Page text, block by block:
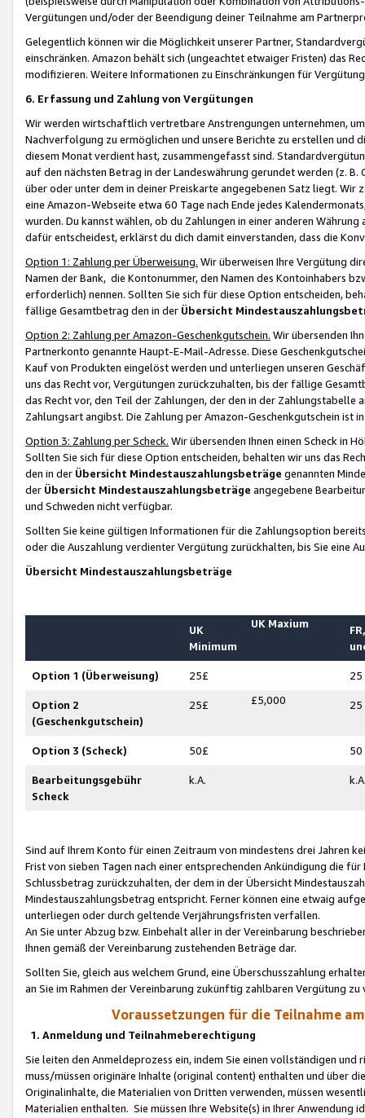
Vergütungen und/oder der Beendigung deiner Teilnahme am
Gelegentlich können wir die Möglichkeit unserer Partner,
einschränken. Amazon behält sich (ungeachtet etwaiger Fristen) das
modifizieren. Weitere Informationen zu Einschränkungen für
6. Erfassung und Zahlung von Vergütungen
Wir werden wirtschaftlich vertretbare Anstrengungen unternehmen,
Nachverfolgung zu ermöglichen und unsere Berichte zu erstellen und
diesem Monat verdient hast, zusammengefasst sind.
auf den nächsten Betrag in der Landeswährung gerundet werden (z.
über oder unter dem in deiner Preiskarte angegebenen Satz liegt.
eine Amazon-Webseite etwa 60 Tage nach Ende jedes
wurden. Du kannst wählen, ob du Zahlungen in einer anderen
dafür entscheidest, erklärst du dich damit einverstanden, dass die
Option 1: Zahlung per Überweisung. Wir überweisen Ihre Vergütung
Namen der Bank, die Kontonummer, den Namen des Kontoinhabers
erforderlich) nennen. Sollten Sie sich für diese Option entscheiden,
fällige Gesamtbetrag den in der Übersicht
Option 2: Zahlung per Amazon-Geschenkgutschein. Wir übersenden
Partnerkonto genannte Haupt-E-Mail-Adresse. Diese
Kauf von Produkten eingelöst werden und unterliegen unseren
uns das Recht vor, Vergütungen zurückzuhalten, bis der fällige
das Recht vor, den Teil der Zahlungen, der den in der
Zahlungsart angibst. Die Zahlung per Amazon-Geschenkgutschein ist
Option 3: Zahlung per Scheck. Wir übersenden Ihnen einen Scheck in
Sollten Sie sich für diese Option entscheiden, behalten wir uns das
den in der Übersicht Mindestauszahlungsbeträge genannten
der Übersicht Mindestauszahlungsbeträge angegebene
und Schweden nicht verfügbar.
Sollten Sie keine gültigen Informationen für die Zahlungsoption
oder die Auszahlung verdienter Vergütung zurückhalten, bis Sie
Übersicht Mindestauszahlungsbeträge
UK
Minimum
UK Maxium
Option 1 (Überweisung) 25£ 25
Option 2
(Geschenkgutschein)
25£ £5,000 25
Option 3 (Scheck) 50£ 50
Bearbeitungsgebühr
Scheck
k.A.
Sind auf Ihrem Konto für einen Zeitraum von mindestens drei Jahren
Frist von sieben Tagen nach einer entsprechenden Ankündigung die
Schlussbetrag zurückzuhalten, der dem in der Übersicht
Mindestauszahlungsbetrag entspricht. Ferner können eine etwaig
unterliegen oder durch geltende Verjährungsfristen verfallen.
An Sie unter Abzug bzw. Einbehalt aller in der Vereinbarung
Ihnen gemäß der Vereinbarung zustehenden Beträge dar.
Sollten Sie, gleich aus welchem Grund, eine Überschusszahlung
an Sie im Rahmen der Vereinbarung zukünftig zahlbaren Vergütung zu
Voraussetzungen für die Teilnahme
1. Anmeldung und Teilnahmeberechtigung
Sie leiten den Anmeldeprozess ein, indem Sie einen vollständigen
muss/müssen originäre Inhalte (original content) enthalten und über
Originalinhalte, die Materialien von Dritten verwenden, müssen
Materialien enthalten. Sie müssen Ihre Website(s) in Ihrer Anwendung